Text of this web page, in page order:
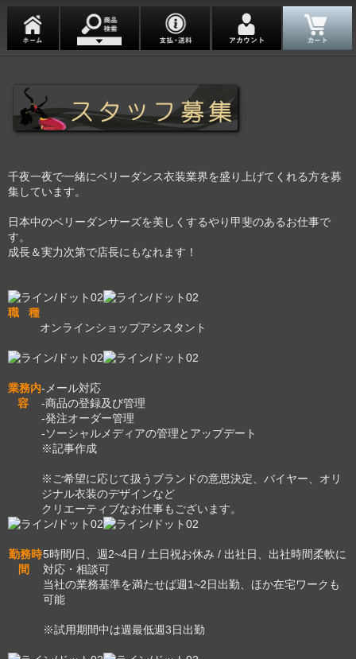
千夜一夜で一緒にベリーダンス衣装業界を盛り上げてくれる方を募
集しています。
日本中のベリーダンサーズを美しくするやり甲斐のあるお仕事で
す。
成長＆実力次第で店長にもなれます！
職 種
オンラインショップアシスタント
業務内
容
-メール対応
-商品の登録及び管理
-発注オーダー管理
-ソーシャルメディアの管理とアップデート
※記事作成
※ご希望に応じて扱うブランドの意思決定、バイヤー、オリ
ジナル衣装のデザインなど
クリエーティブなお仕事もございます。
勤務時
間
5時間/日、週2~4日 / 土日祝お休み / 出社日、出社時間柔軟に
対応・相談可
当社の業務基準を満たせば週1~2日出勤、ほか在宅ワークも
可能
※試用期間中は週最低週3日出勤